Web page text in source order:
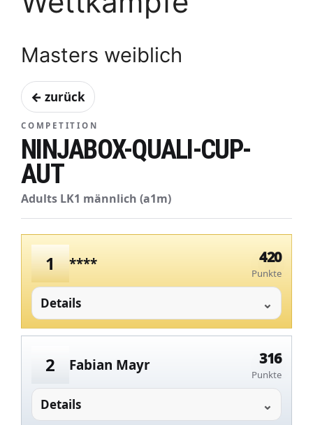
Masters weiblich
← zurück
COMPETITION
NINJABOX-QUALI-CUP-
AUT
Adults LK1 männlich (a1m)
1 **** 420
Punkte
Details
2 Fabian Mayr 316
Punkte
Details